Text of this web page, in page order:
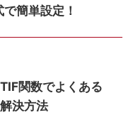
簡単設定！
関数でよくある
決方法